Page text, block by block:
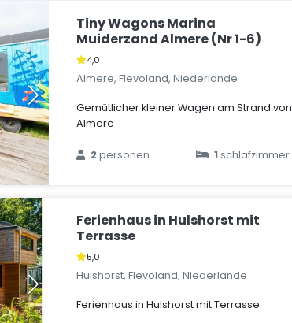
Tiny Wagons Marina
Muiderzand Almere (Nr 1-6)
4,0
Almere, Flevoland, Niederlande
Gemütlicher kleiner Wagen am Strand von
Almere
2personen 1schlafzimmer
Ferienhaus in Hulshorst mit
Terrasse
5,0
Hulshorst, Flevoland, Niederlande
Ferienhaus in Hulshorst mit Terrasse